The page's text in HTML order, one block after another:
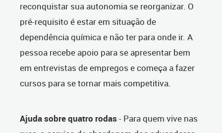
reconquistar sua autonomia se reorganizar. O
pré-requisito é estar em situação de
dependência química e não ter para onde ir. A
pessoa recebe apoio para se apresentar bem
em entrevistas de empregos e começa a fazer
cursos para se tornar mais competitiva.
Ajuda sobre quatro rodas - Para quem vive nas